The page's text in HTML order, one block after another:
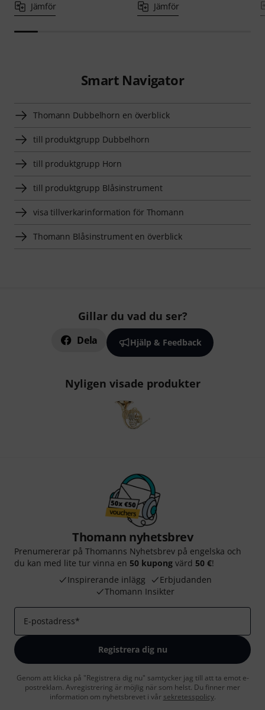
Jämför Jämför
Smart Navigator
Thomann Dubbelhorn en överblick
till produktgrupp Dubbelhorn
till produktgrupp Horn
till produktgrupp Blåsinstrument
visa tillverkarinformation för Thomann
Thomann Blåsinstrument en överblick
Gillar du vad du ser?
Dela Hjälp & Feedback
Nyligen visade produkter
Thomann nyhetsbrev
Prenumererar på Thomanns Nyhetsbrev på engelska och
du kan med lite tur vinna en 50 kupong värd 50 €!
Inspirerande inlägg
Erbjudanden
Thomann Insikter
E-postadress*
Registrera dig nu
Genom att klicka på "Registrera dig nu" samtycker jag till att ta emot e-
postreklam. Avregistrering är möjlig när som helst. Du finner mer
information om nyhetsbrevet i vår sekretesspolicy.